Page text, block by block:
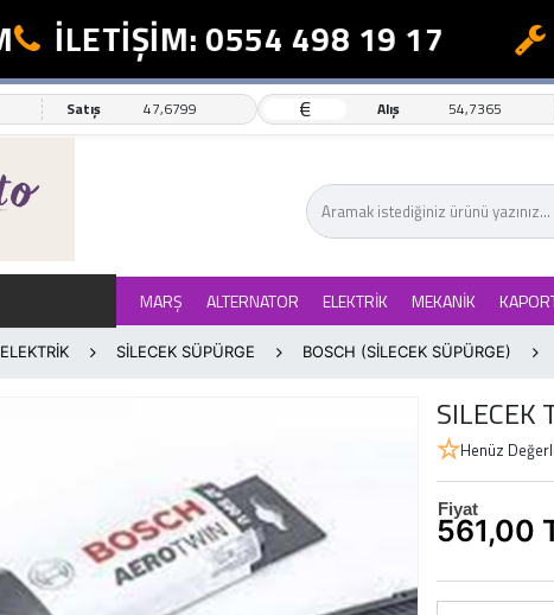
İLETİŞİM: 0554 498 19 17
Satış 47,6799 € Alış 54,7365
MARŞ ALTERNATOR ELEKTRİK MEKANİK
ELEKTRİK SİLECEK SÜPÜRGE BOSCH (SİLECEK SÜPÜRGE)
SILECEK
Henüz
Fiyat
561,00